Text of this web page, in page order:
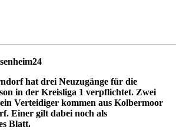
hat drei Neuzugänge für die
in der Kreisliga 1 verpflichtet. Zwei
Verteidiger kommen aus Kolbermoor
Einer gilt dabei noch als
Blatt.